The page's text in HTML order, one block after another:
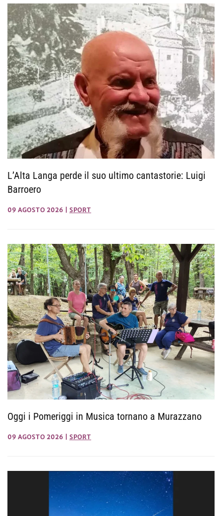
L’Alta Langa perde il suo ultimo cantastorie: Luigi
Barroero
09 AGOSTO 2026 SPORT
Oggi i Pomeriggi in Musica tornano a Murazzano
09 AGOSTO 2026 SPORT